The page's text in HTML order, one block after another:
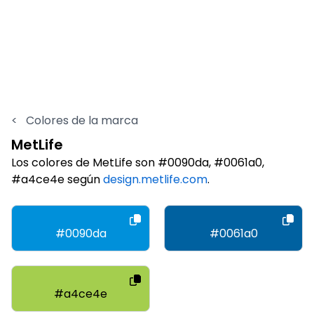
< Colores de la marca
MetLife
Los colores de MetLife son #0090da, #0061a0,
#a4ce4e segúndesign.metlife.com.
#0090da #0061a0
#a4ce4e